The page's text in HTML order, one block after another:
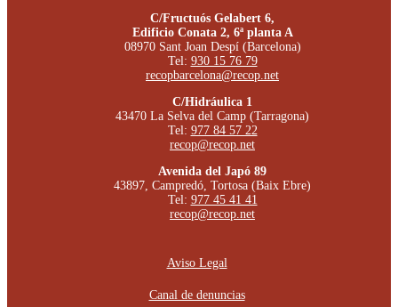
C/Fructuós Gelabert 6,
Edificio Conata 2, 6ª planta A
08970 Sant Joan Despí (Barcelona)
Tel: 930 15 76 79
recopbarcelona@recop.net
C/Hidráulica 1
43470 La Selva del Camp (Tarragona)
Tel: 977 84 57 22
recop@recop.net
Avenida del Japó 89
43897, Campredó, Tortosa (Baix Ebre)
Tel: 977 45 41 41
recop@recop.net
Aviso Legal
Canal de denuncias